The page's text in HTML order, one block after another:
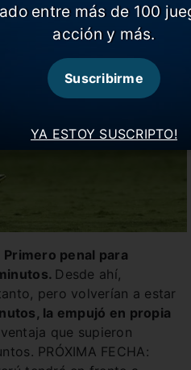
Primero penal para
Desde ahí,
pero volverían a estar
la empujó en propia
ventaja que supieron
PRÓXIMA FECHA:
YA ESTOY SUSCRIPTO!
entre más de 100
acción y más.
Suscribirme